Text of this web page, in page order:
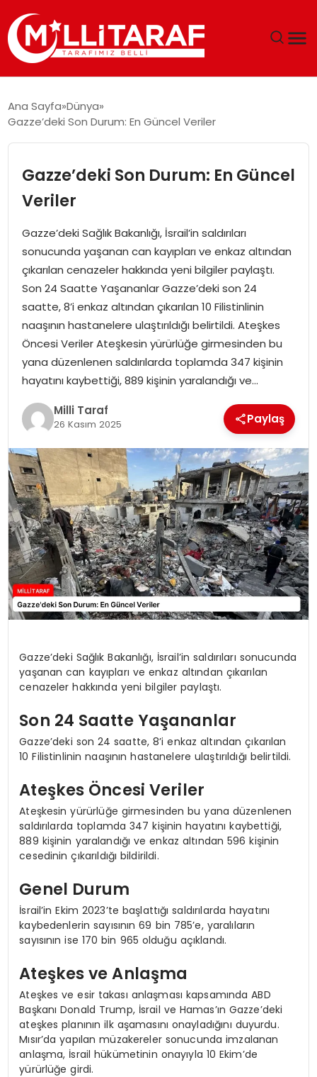
TEKNOLOJI
EKONOMI
SPOR
SIYASET
MAGAZIN
Ana Sayfa Dünya
Gazze’deki Son Durum: En Güncel Veriler
Gazze’deki Son Durum: En Güncel
Veriler
Gazze’deki Sağlık Bakanlığı, İsrail’in saldırıları
sonucunda yaşanan can kayıpları ve enkaz altından
çıkarılan cenazeler hakkında yeni bilgiler paylaştı.
Son 24 Saatte Yaşananlar Gazze’deki son 24
saatte, 8’i enkaz altından çıkarılan 10 Filistinlinin
naaşının hastanelere ulaştırıldığı belirtildi. Ateşkes
Öncesi Veriler Ateşkesin yürürlüğe girmesinden bu
yana düzenlenen saldırılarda toplamda 347 kişinin
hayatını kaybettiği, 889 kişinin yaralandığı ve…
Milli Taraf
26 Kasım 2025 Paylaş
Gazze’deki Sağlık Bakanlığı, İsrail’in saldırıları sonucunda
yaşanan can kayıpları ve enkaz altından çıkarılan
cenazeler hakkında yeni bilgiler paylaştı.
Son 24 Saatte Yaşananlar
Gazze’deki son 24 saatte, 8’i enkaz altından çıkarılan
10 Filistinlinin naaşının hastanelere ulaştırıldığı belirtildi.
Ateşkes Öncesi Veriler
Ateşkesin yürürlüğe girmesinden bu yana düzenlenen
saldırılarda toplamda 347 kişinin hayatını kaybettiği,
889 kişinin yaralandığı ve enkaz altından 596 kişinin
cesedinin çıkarıldığı bildirildi.
Genel Durum
İsrail’in Ekim 2023’te başlattığı saldırılarda hayatını
kaybedenlerin sayısının 69 bin 785’e, yaralıların
sayısının ise 170 bin 965 olduğu açıklandı.
Ateşkes ve Anlaşma
Ateşkes ve esir takası anlaşması kapsamında ABD
Başkanı Donald Trump, İsrail ve Hamas’ın Gazze’deki
ateşkes planının ilk aşamasını onayladığını duyurdu.
Mısır’da yapılan müzakereler sonucunda imzalanan
anlaşma, İsrail hükümetinin onayıyla 10 Ekim’de
yürürlüğe girdi.